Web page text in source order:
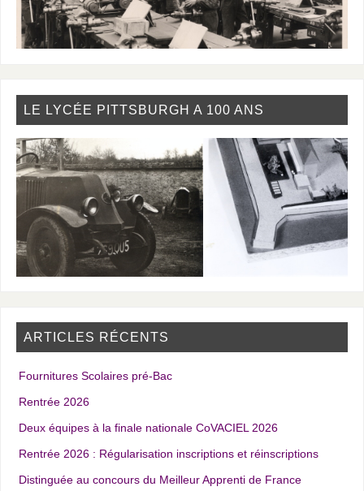
LE LYCÉE PITTSBURGH A 100 ANS
ARTICLES RÉCENTS
Fournitures Scolaires pré-Bac
Rentrée 2026
Deux équipes à la finale nationale CoVACIEL 2026
Rentrée 2026 : Régularisation inscriptions et réinscriptions
Distinguée au concours du Meilleur Apprenti de France